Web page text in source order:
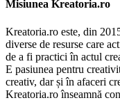
Misiunea Kreatoria.ro
Kreatoria.ro este, din
diverse de resurse care
de a fi practici în actul
E pasiunea pentru
creativ, dar și în afaceri
Kreatoria.ro înseamnă